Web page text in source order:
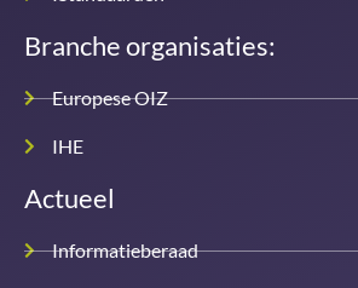
Branche organisaties:
Europese OIZ
IHE
Actueel
Informatieberaad